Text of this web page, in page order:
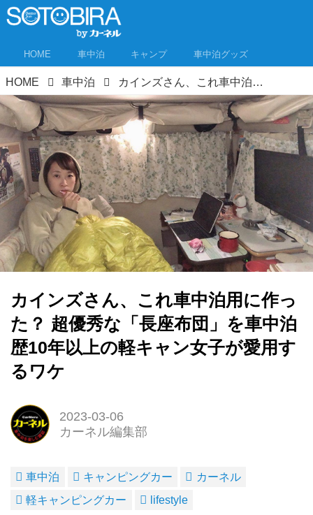
HOME 車中泊 キャンプ 車中泊グッズ
HOME 車中泊 カインズさん、これ車中泊用に作った？ 超優秀な「長座布団」を車中泊歴10年以上の軽キャン女子が愛用するワケ
カインズさん、これ車中泊用に作っ
た？ 超優秀な「長座布団」を車中泊
歴10年以上の軽キャン女子が愛用す
るワケ
2023-03-06
カーネル編集部
車中泊 キャンピングカー
カーネル
軽キャンピングカー
lifestyle